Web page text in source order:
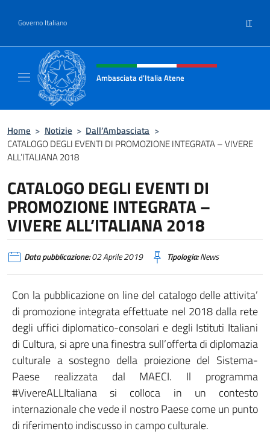
Governo Italiano IT
Intestazione sito, social e menù
Ambasciata d'Italia Atene
Home > Notizie > Dall’Ambasciata >
CATALOGO DEGLI EVENTI DI PROMOZIONE INTEGRATA – VIVERE
ALL’ITALIANA 2018
CATALOGO DEGLI EVENTI DI
PROMOZIONE INTEGRATA –
VIVERE ALL’ITALIANA 2018
Data pubblicazione:02 Aprile 2019 Tipologia:News
Con la pubblicazione on line del catalogo delle attivita’
di promozione integrata effettuate nel 2018 dalla rete
degli uffici diplomatico-consolari e degli Istituti Italiani
di Cultura, si apre una finestra sull’offerta di diplomazia
culturale a sostegno della proiezione del Sistema-
Paese realizzata dal MAECI. Il programma
#VivereALLItaliana si colloca in un contesto
internazionale che vede il nostro Paese come un punto
di riferimento indiscusso in campo culturale.